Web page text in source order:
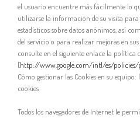
el usuario encuentre más fácilmente lo
utilizarse la información de su visita
estadísticos sobre datos anónimos, así
del servicio o para realizar mejoras en sus
consulte en el siguiente enlace la política
[http://www.google.com/intl/es/
Cómo gestionar las Cookies en su
cookies
Todos los navegadores de Internet le